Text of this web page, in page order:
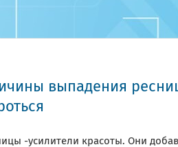
выпадения
-усилители красоты. Они